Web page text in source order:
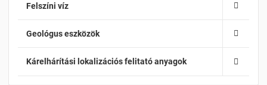
Felszíni víz
Geológus eszközök
Kárelhárítási lokalizációs felitató anyagok